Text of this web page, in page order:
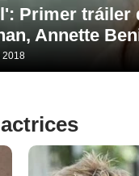
Primer tráiler
Annette
2018